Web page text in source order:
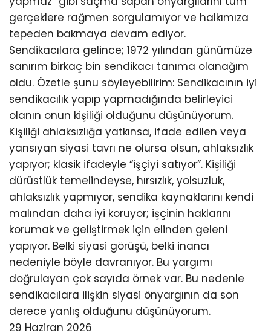
gerçeklere rağmen sorgulamıyor ve halkımıza
tepeden bakmaya devam ediyor.
Sendikacılara gelince; 1972 yılından günümüze
sanırım birkaç bin sendikacı tanıma olanağım
oldu. Özetle şunu söyleyebilirim: Sendikacının iyi
sendikacılık yapıp yapmadığında belirleyici
olanın onun kişiliği olduğunu düşünüyorum.
Kişiliği ahlaksızlığa yatkınsa, ifade edilen veya
yansıyan siyasi tavrı ne olursa olsun, ahlaksızlık
yapıyor; klasik ifadeyle “işçiyi satıyor”. Kişiliği
dürüstlük temelindeyse, hırsızlık, yolsuzluk,
ahlaksızlık yapmıyor, sendika kaynaklarını kendi
malından daha iyi koruyor; işçinin haklarını
korumak ve geliştirmek için elinden geleni
yapıyor. Belki siyasi görüşü, belki inancı
nedeniyle böyle davranıyor. Bu yargımı
doğrulayan çok sayıda örnek var. Bu nedenle
sendikacılara ilişkin siyasi önyargının da son
derece yanlış olduğunu düşünüyorum.
29 Haziran 2026